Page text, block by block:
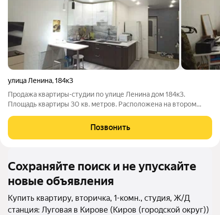
улица Ленина,184к3
Продажа квартиры-студии по улице Ленина дом 184к3.
Площадь квартиры 30 кв. метров. Расположена на втором
Есть грузовой и пассажирский лифт. В квартире свежий
хороший ремонт, сделала
Позвонить
Сохраняйте поиск и не упускайте
новые объявления
Купить квартиру, вторичка, 1-комн., студия, Ж/Д
станция: Луговая в Кирове (Киров (городской округ))